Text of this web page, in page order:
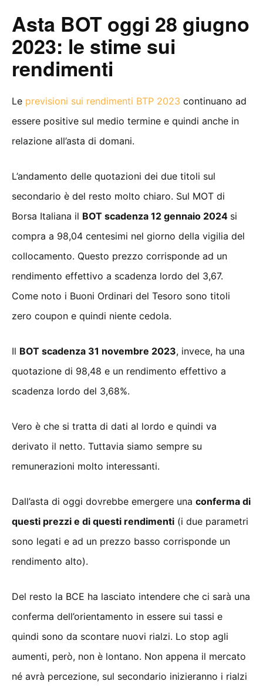
Asta BOT oggi 28 giugno
2023: le stime sui
rendimenti
Le previsioni sui rendimenti BTP 2023 continuano ad
essere positive sul medio termine e quindi anche in
relazione all’asta di domani.
L’andamento delle quotazioni dei due titoli sul
secondario è del resto molto chiaro. Sul MOT di
Borsa Italiana il BOT scadenza 12 gennaio 2024 si
compra a 98,04 centesimi nel giorno della vigilia del
collocamento. Questo prezzo corrisponde ad un
rendimento effettivo a scadenza lordo del 3,67.
Come noto i Buoni Ordinari del Tesoro sono titoli
zero coupon e quindi niente cedola.
Il BOT scadenza 31 novembre 2023, invece, ha una
quotazione di 98,48 e un rendimento effettivo a
scadenza lordo del 3,68%.
Vero è che si tratta di dati al lordo e quindi va
derivato il netto. Tuttavia siamo sempre su
remunerazioni molto interessanti.
Dall’asta di oggi dovrebbe emergere una conferma di
questi prezzi e di questi rendimenti (i due parametri
sono legati e ad un prezzo basso corrisponde un
rendimento alto).
Del resto la BCE ha lasciato intendere che ci sarà una
conferma dell’orientamento in essere sui tassi e
quindi sono da scontare nuovi rialzi. Lo stop agli
aumenti, però, non è lontano. Non appena il mercato
né avrà percezione, sul secondario inizieranno i rialzi